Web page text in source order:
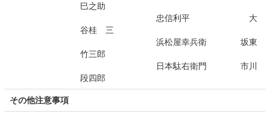
巳之助
忠信利平 大
谷桂 三
浜松屋幸兵衛 坂東
竹三郎
日本駄右衛門 市川
段四郎
その他注意事項